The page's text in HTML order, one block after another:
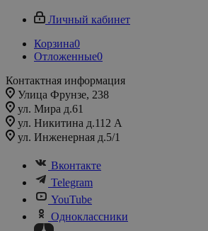
Личный кабинет
Корзина0
Отложенные0
Контактная информация
Улица Фрунзе, 238​
ул. Мира д.61
ул. Никитина д.112 А
ул. Инженерная д.5/1
Вконтакте
Telegram
YouTube
Одноклассники